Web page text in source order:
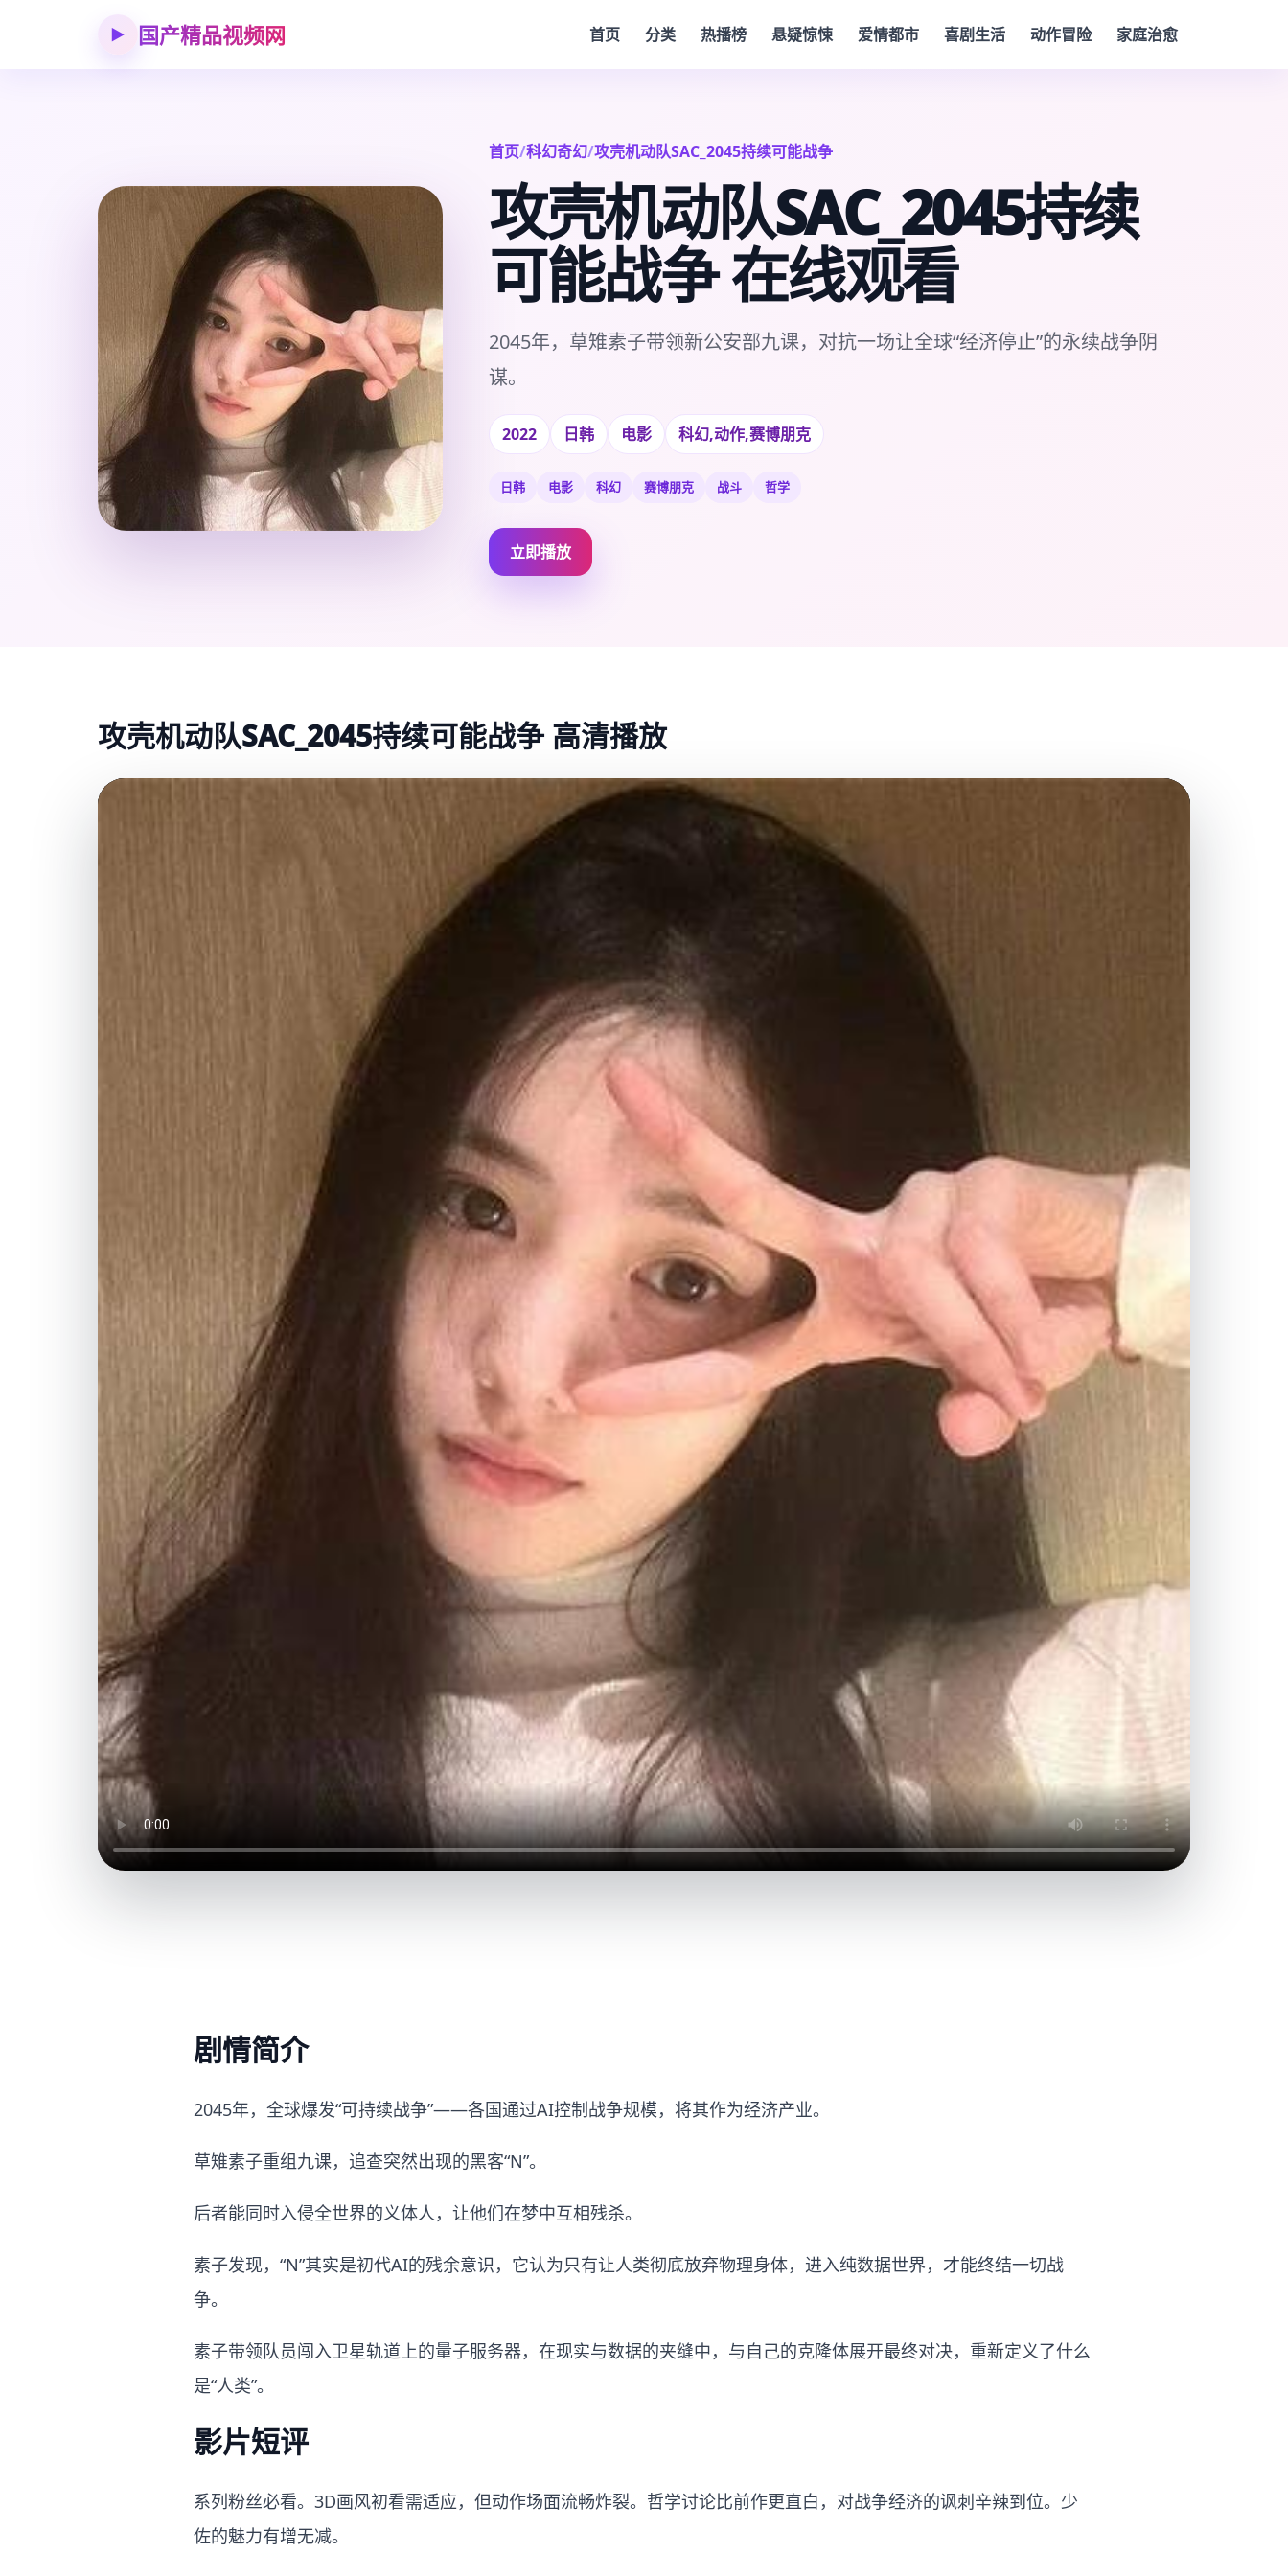
▶ 国产精品视频网 首页 分类 热播榜 悬疑惊悚 爱情都市 喜剧生活 动作冒险 家庭治愈
首页/科幻奇幻/攻壳机动队SAC_2045持续可能战争
攻壳机动队SAC_2045持续
可能战争 在线观看
2045年，草雉素子带领新公安部九课，对抗一场让全球“经济停止”的永续战争阴
谋。
2022 日韩 电影 科幻,动作,赛博朋克
日韩 电影 科幻 赛博朋克 战斗 哲学
立即播放
攻壳机动队SAC_2045持续可能战争 高清播放
剧情简介
2045年，全球爆发“可持续战争”——各国通过AI控制战争规模，将其作为经济产业。
草雉素子重组九课，追查突然出现的黑客“N”。
后者能同时入侵全世界的义体人，让他们在梦中互相残杀。
素子发现，“N”其实是初代AI的残余意识，它认为只有让人类彻底放弃物理身体，进入纯数据世界，才能终结一切战
争。
素子带领队员闯入卫星轨道上的量子服务器，在现实与数据的夹缝中，与自己的克隆体展开最终对决，重新定义了什么
是“人类”。
影片短评
系列粉丝必看。3D画风初看需适应，但动作场面流畅炸裂。哲学讨论比前作更直白，对战争经济的讽刺辛辣到位。少
佐的魅力有增无减。